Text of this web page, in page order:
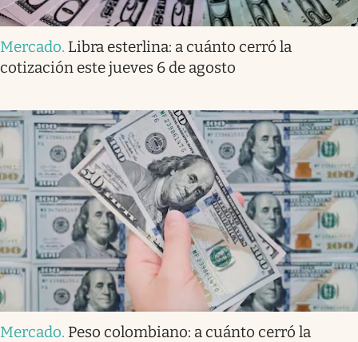
Mercado. Libra esterlina: a cuánto cerró la
cotización este jueves 6 de agosto
Mercado. Peso colombiano: a cuánto cerró la